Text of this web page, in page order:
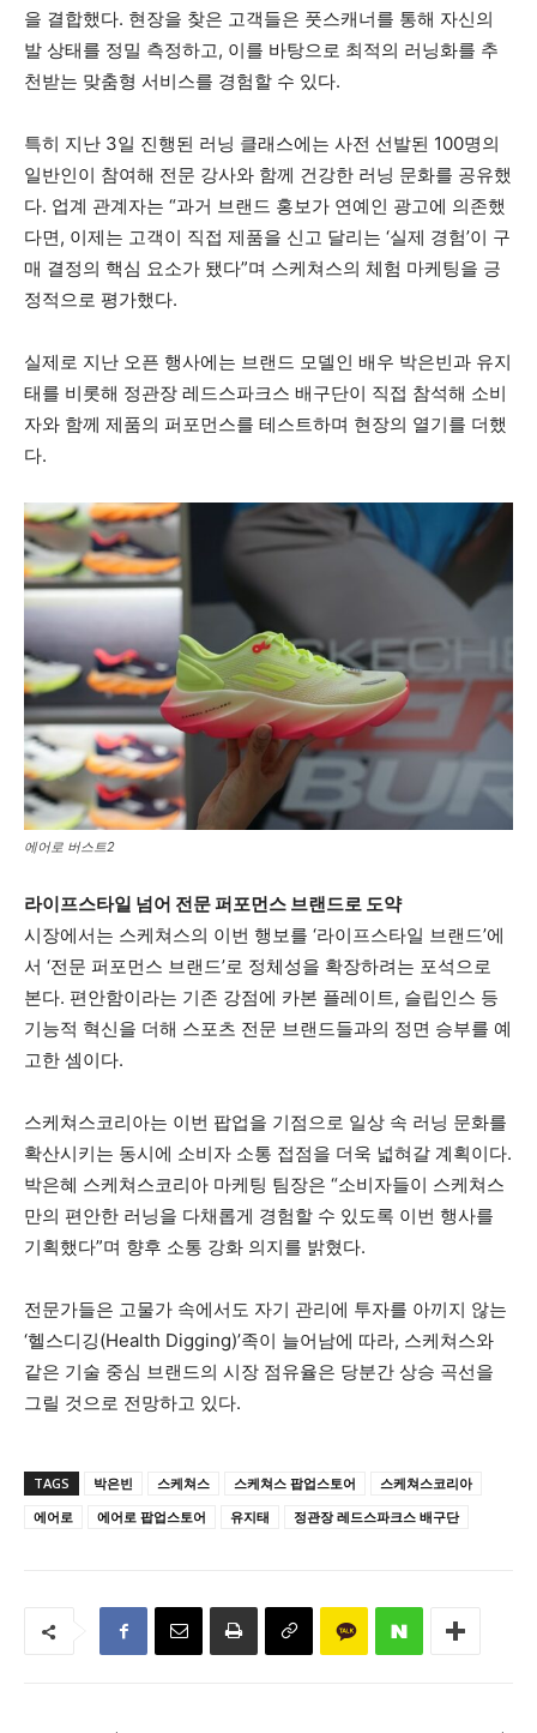
을 결합했다. 현장을 찾은 고객들은 풋스캐너를 통해 자신의
발 상태를 정밀 측정하고, 이를 바탕으로 최적의 러닝화를 추
천받는 맞춤형 서비스를 경험할 수 있다.
특히 지난 3일 진행된 러닝 클래스에는 사전 선발된 100명의
일반인이 참여해 전문 강사와 함께 건강한 러닝 문화를 공유했
다. 업계 관계자는 “과거 브랜드 홍보가 연예인 광고에 의존했
다면, 이제는 고객이 직접 제품을 신고 달리는 ‘실제 경험’이 구
매 결정의 핵심 요소가 됐다”며 스케쳐스의 체험 마케팅을 긍
정적으로 평가했다.
실제로 지난 오픈 행사에는 브랜드 모델인 배우 박은빈과 유지
태를 비롯해 정관장 레드스파크스 배구단이 직접 참석해 소비
자와 함께 제품의 퍼포먼스를 테스트하며 현장의 열기를 더했
다.
에어로 버스트2
라이프스타일 넘어 전문 퍼포먼스 브랜드로 도약
시장에서는 스케쳐스의 이번 행보를 ‘라이프스타일 브랜드’에
서 ‘전문 퍼포먼스 브랜드’로 정체성을 확장하려는 포석으로
본다. 편안함이라는 기존 강점에 카본 플레이트, 슬립인스 등
기능적 혁신을 더해 스포츠 전문 브랜드들과의 정면 승부를 예
고한 셈이다.
스케쳐스코리아는 이번 팝업을 기점으로 일상 속 러닝 문화를
확산시키는 동시에 소비자 소통 접점을 더욱 넓혀갈 계획이다.
박은혜 스케쳐스코리아 마케팅 팀장은 “소비자들이 스케쳐스
만의 편안한 러닝을 다채롭게 경험할 수 있도록 이번 행사를
기획했다”며 향후 소통 강화 의지를 밝혔다.
전문가들은 고물가 속에서도 자기 관리에 투자를 아끼지 않는
‘헬스디깅(Health Digging)’족이 늘어남에 따라, 스케쳐스와
같은 기술 중심 브랜드의 시장 점유율은 당분간 상승 곡선을
그릴 것으로 전망하고 있다.
TAGS 박은빈 스케쳐스 스케쳐스 팝업스토어
스케쳐스코리아
에어로
에어로 팝업스토어 유지태 정관장 레드스파크스 배구단